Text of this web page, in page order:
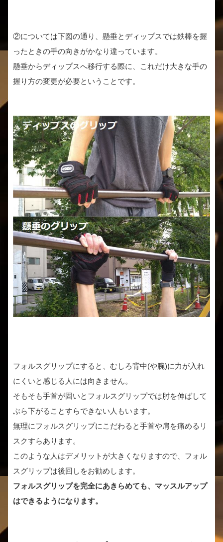
②については下図の通り、懸垂とディップスでは鉄棒を握
ったときの手の向きがかなり違っています。
懸垂からディップスへ移行する際に、これだけ大きな手の
握り方の変更が必要ということです。
フォルスグリップにすると、むしろ背中(や腕)に力が入れ
にくいと感じる人には向きません。
そもそも手首が固いとフォルスグリップでは肘を伸ばして
ぶら下がることすらできない人もいます。
無理にフォルスグリップにこだわると手首や肩を痛めるリ
スクすらあります。
このような人はデメリットが大きくなりますので、フォル
スグリップは後回しをお勧めします。
フォルスグリップを完全にあきらめても、マッスルアップ
はできるようになります。